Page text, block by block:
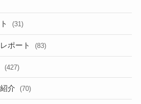
(31)
ポート (83)
(427)
介 (70)